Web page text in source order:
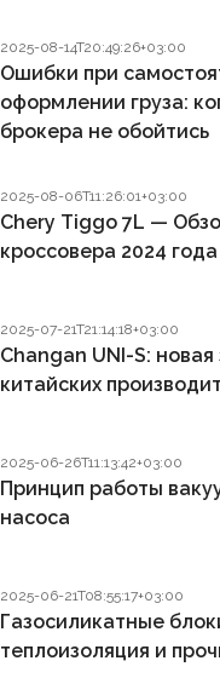
2025-08-14T20:49:26+03:00
Ошибки при
оформлении груза:
брокера не обойтись
2025-08-06T11:26:01+03:00
Chery Tiggo 7L —
кроссовера 2024
2025-07-21T21:14:18+03:00
Changan UNI-S: новая
китайских
2025-06-26T11:13:42+03:00
Принцип работы
насоса
2025-06-21T08:55:17+03:00
Газосиликатные
теплоизоляция и